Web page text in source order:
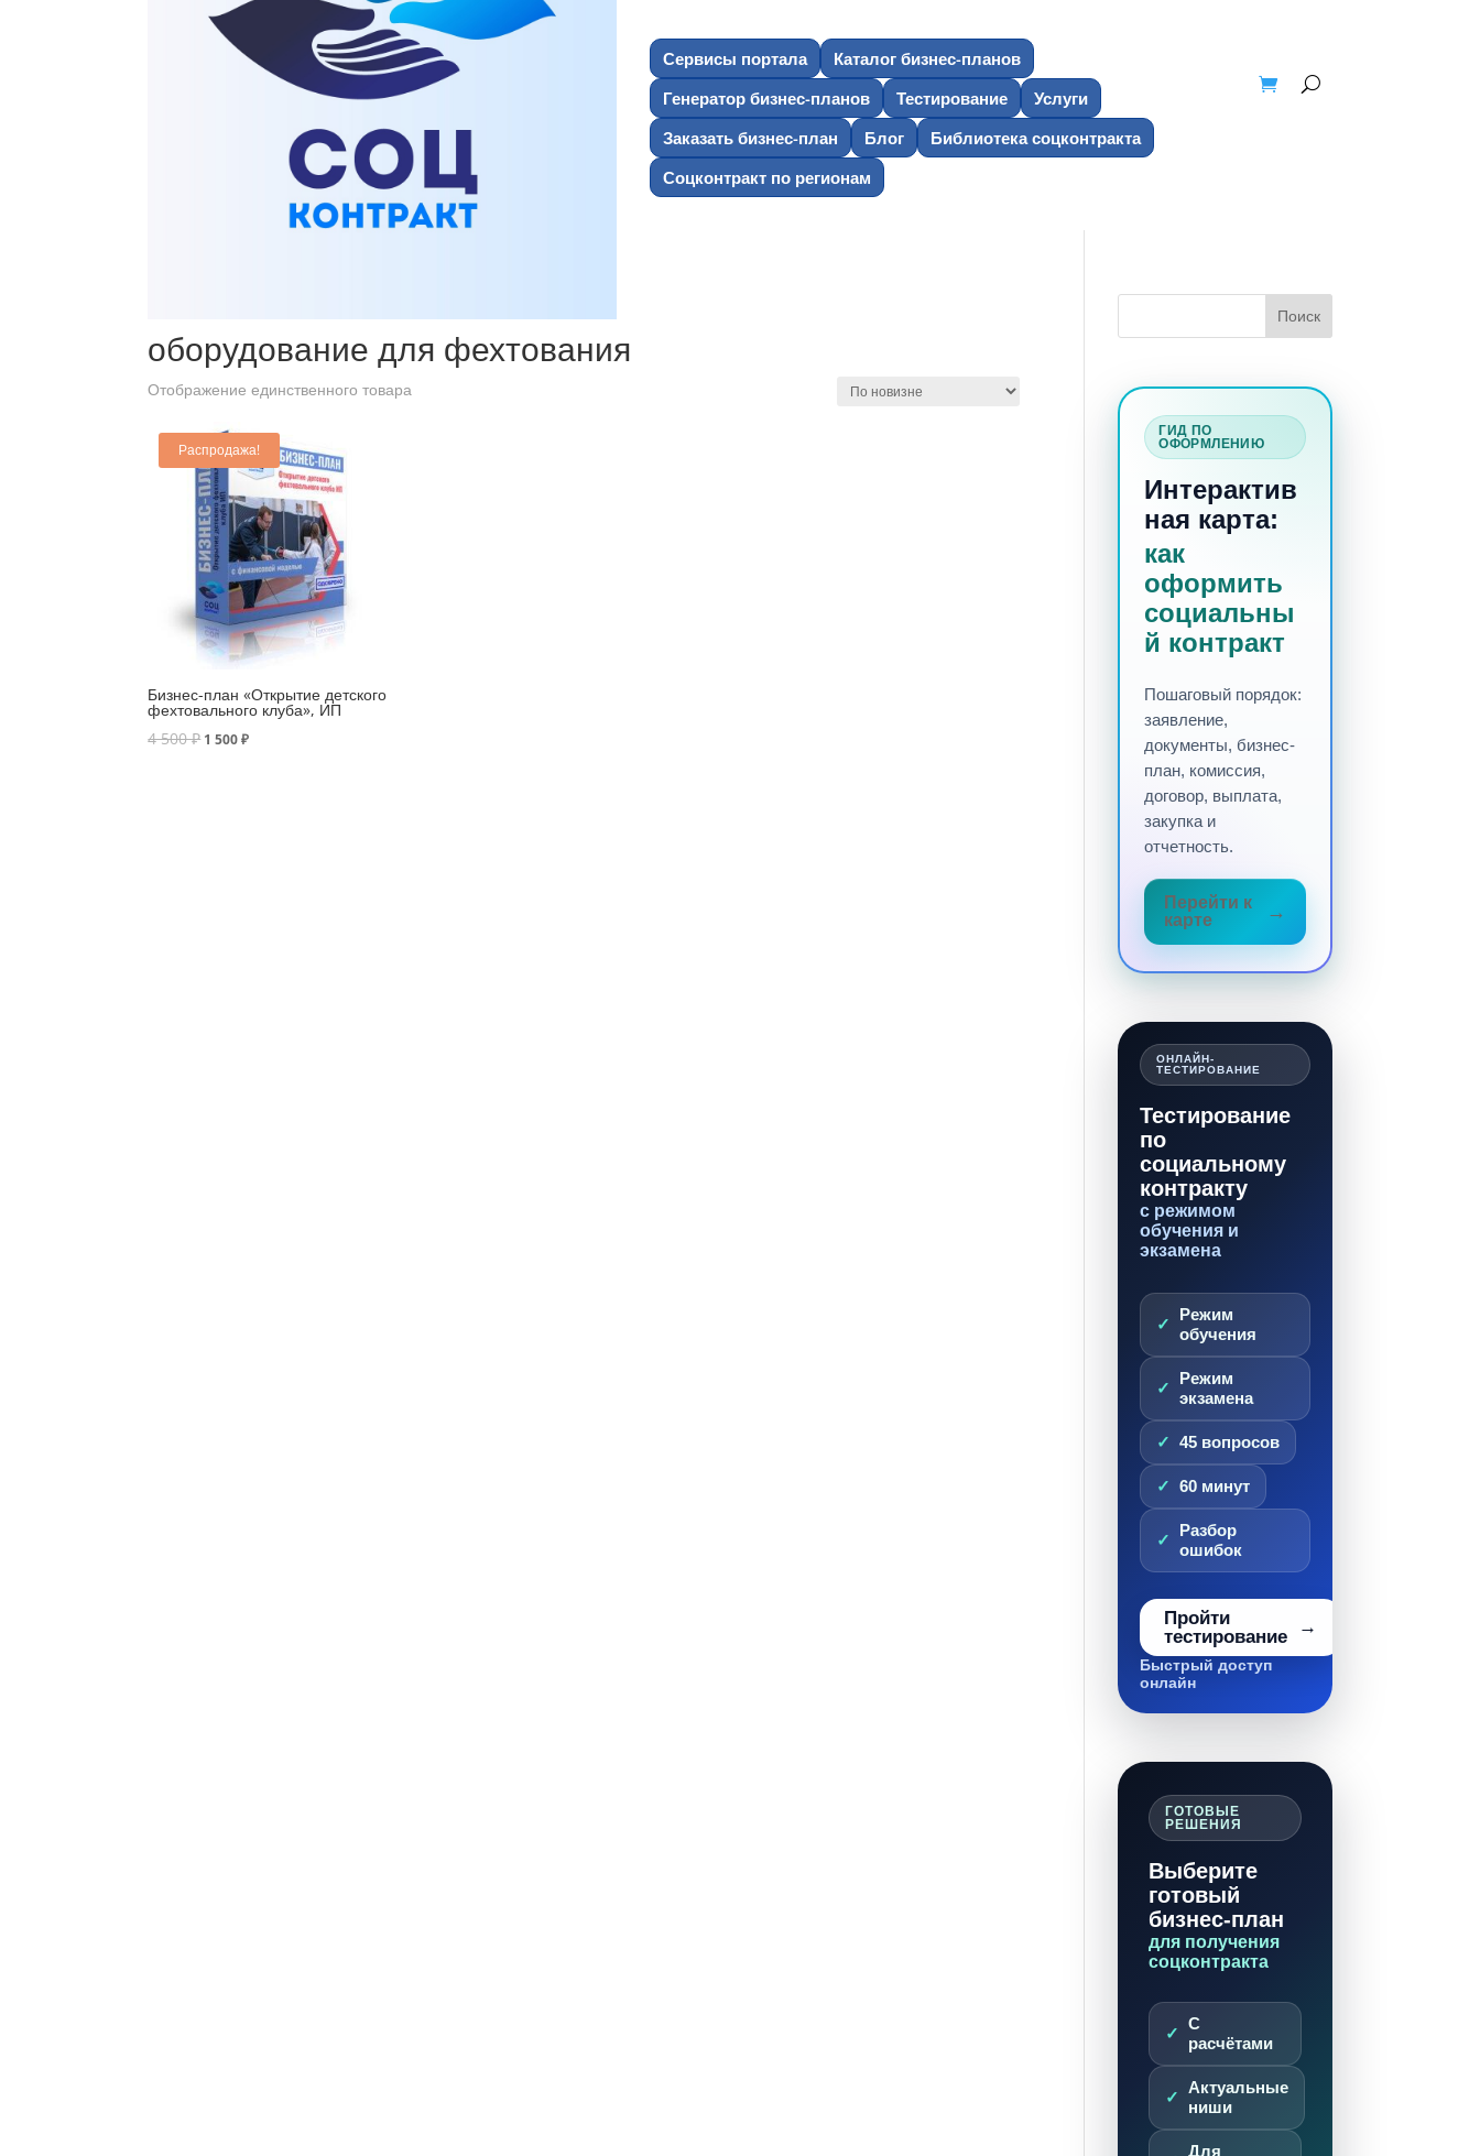
Сервисы портала
Каталог бизнес-планов
Генератор бизнес-планов
Тестирование
Услуги
Заказать бизнес-план
Блог
Библиотека соцконтракта
Соцконтракт по регионам
оборудование для фехтования
Отображение единственного товара
Распродажа!
Бизнес-план «Открытие детского
фехтовального клуба», ИП
4 500₽ 1 500₽
ГИД ПО
ОФОРМЛЕНИЮ
Интерактив
ная карта:
как
оформить
социальны
й контракт
Пошаговый порядок:
заявление,
документы, бизнес-
план, комиссия,
договор, выплата,
закупка и
отчетность.
Перейти к
карте
ОНЛАЙН-
ТЕСТИРОВАНИЕ
Тестирование
по
социальному
контракту
с режимом
обучения и
экзамена
Режим
обучения
Режим
экзамена
45 вопросов
60 минут
Разбор
ошибок
Пройти
тестирование
Быстрый доступ
онлайн
ГОТОВЫЕ
РЕШЕНИЯ
Выберите
готовый
бизнес-план
для получения
соцконтракта
С
расчётами
Актуальные
ниши
Для